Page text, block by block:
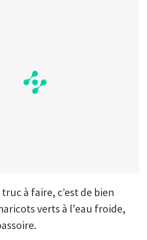
à faire, c’est de bien
verts à l'eau froide,